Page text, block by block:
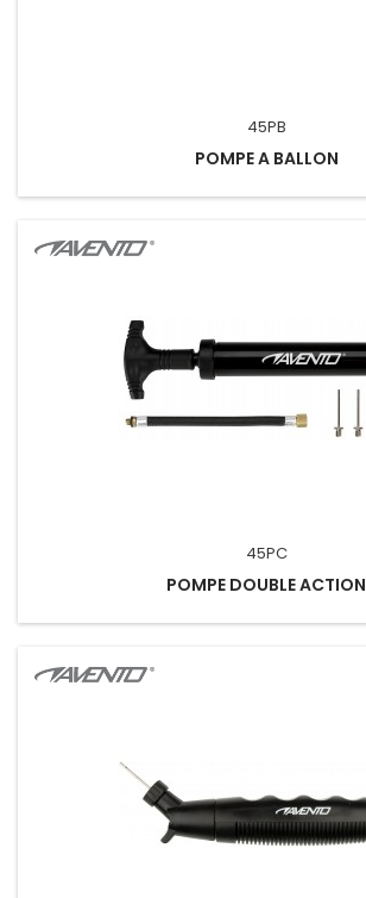
45PB
POMPE A BALLON
45PC
POMPE DOUBLE ACTION